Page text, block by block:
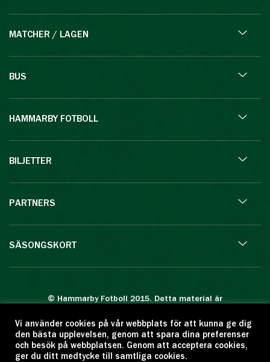
MATCHER / LAGEN
BUS
HAMMARBY FOTBOLL
BILJETTER
PARTNERS
SÄSONGSKORT
© Hammarby Fotboll 2015. Detta material är
Eftertryck eller annan kopiering är förbjuden.
Citera oss gärna men ange källan:
www.hammarbyfotboll.se. Ansvarig utgivare:
Vi använder cookies på vår webbplats för att kunna ge dig
den bästa upplevelsen, genom att spara dina preferenser
och besök på webbplatsen. Genom att acceptera cookies,
ger du ditt medtycke till samtliga cookies.